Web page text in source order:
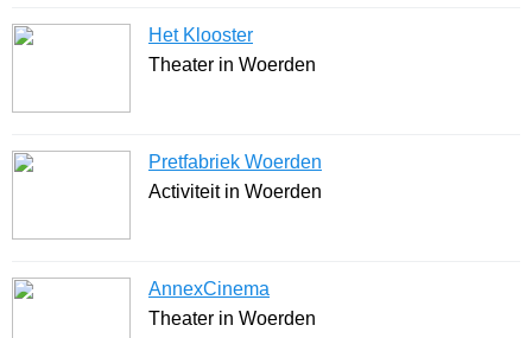
Het Klooster
Theater in Woerden
Pretfabriek Woerden
Activiteit in Woerden
AnnexCinema
Theater in Woerden